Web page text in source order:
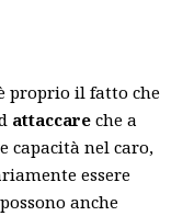
proprio il fatto che
attaccare che a
capacità nel caro,
essere
anche